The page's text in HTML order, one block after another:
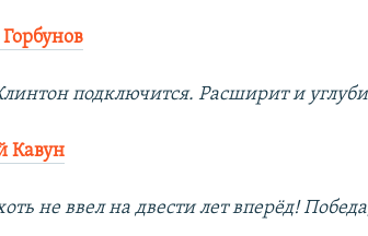
подключится. Расширит и
Кавун
не ввел на двести лет вперёд!